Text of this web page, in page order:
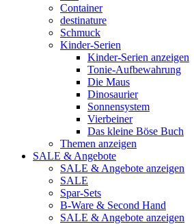
Container
destinature
Schmuck
Kinder-Serien
Kinder-Serien anzeigen
Tonie-Aufbewahrung
Die Maus
Dinosaurier
Sonnensystem
Vierbeiner
Das kleine Böse Buch
Themen anzeigen
SALE & Angebote
SALE & Angebote anzeigen
SALE
Spar-Sets
B-Ware & Second Hand
SALE & Angebote anzeigen